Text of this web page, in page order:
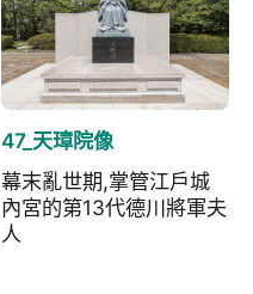
47_天璋院像
幕末亂世期,掌管江戶城
內宮的第13代德川將軍夫
人